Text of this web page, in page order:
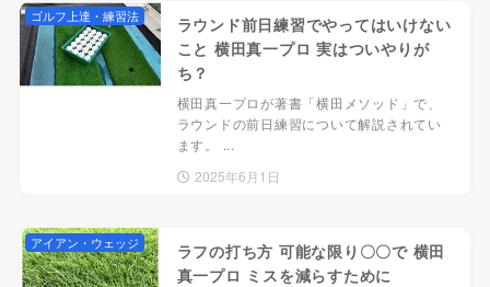
ラウンド前日練習でやってはいけない
こと 横田真一プロ 実はついやりが
ち？
横田真一プロが著書「横田メソッド」で、
ラウンドの前日練習について解説されてい
ます。 ...
2025年6月1日
ゴルフ上達・練習法
ラフの打ち方 可能な限り〇〇で 横田
真一プロ ミスを減らすために
アイアン・ウェッジ